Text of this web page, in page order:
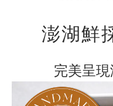
澎湖鮮
完美呈